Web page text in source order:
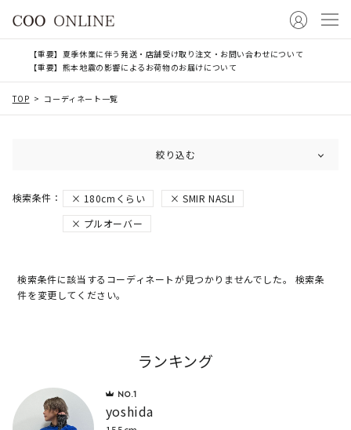
【重要】夏季休業に伴う発送・店舗受け取り注文・お問い合わせについて
【重要】熊本地震の影響によるお荷物のお届けについて
TOP コーディネート一覧
絞り込む
180cmくらい
SMIR NASLI
プルオーバー
検索条件に該当するコーディネートが見つかりませんでした。 検索条
件を変更してください。
ランキング
yoshida